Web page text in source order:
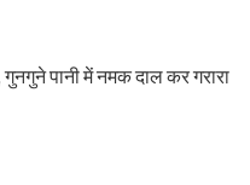
पानी में नमक दाल कर गरारा